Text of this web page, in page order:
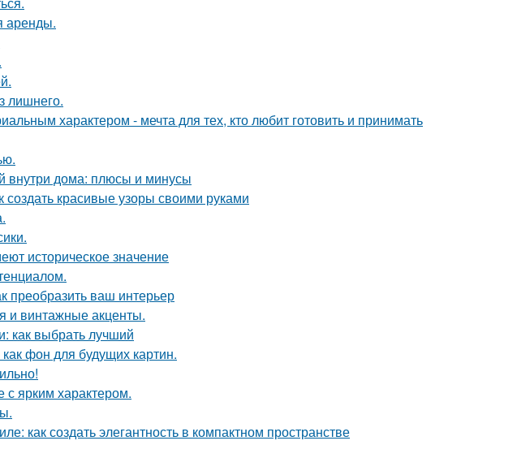
аренды.
лишнего.
характером - мечта для тех, кто любит готовить и принимать
внутри дома: плюсы и минусы
красивые узоры своими руками
историческое значение
преобразить ваш интерьер
и винтажные акценты.
как выбрать лучший
фон для будущих картин.
ярким характером.
как создать элегантность в компактном пространстве